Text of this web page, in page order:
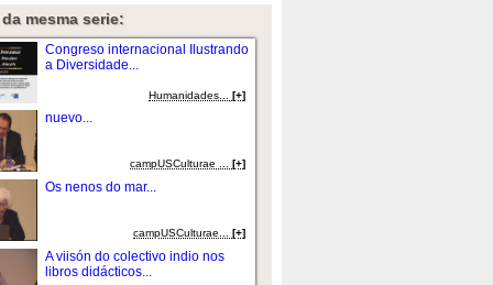
mesma serie:
Congreso internacional Ilustrando
a Diversidade...
Humanidades...[+]
nuevo...
campUSCulturae ... [+]
Os nenos do mar...
campUSCulturae...[+]
A viisón do colectivo indio nos
libros didácticos...